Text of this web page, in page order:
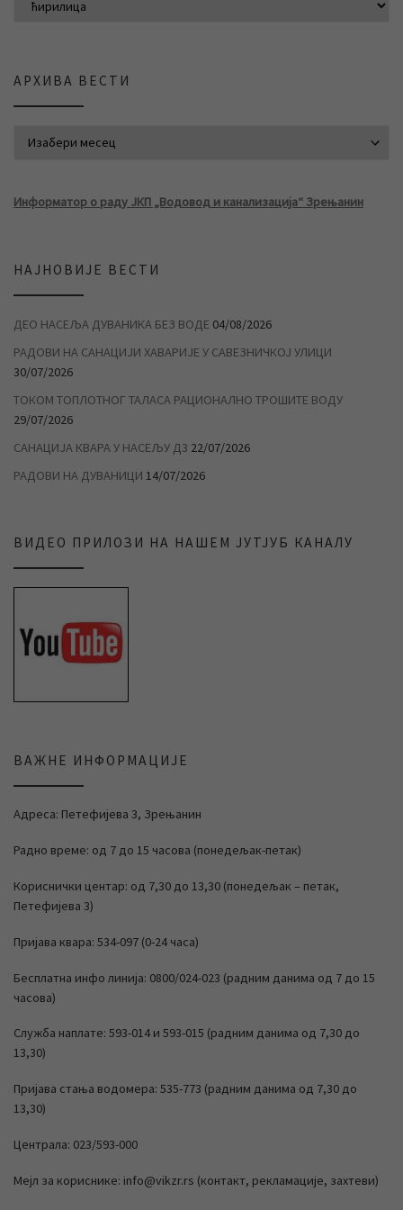
АРХИВА ВЕСТИ
Информатор о раду ЈКП „Водовод и канализација“ Зрењанин
НАЈНОВИЈЕ ВЕСТИ
ДЕО НАСЕЉА ДУВАНИКА БЕЗ ВОДЕ 04/08/2026
РАДОВИ НА САНАЦИЈИ ХАВАРИЈЕ У САВЕЗНИЧКОЈ УЛИЦИ
30/07/2026
ТОКОМ ТОПЛОТНОГ ТАЛАСА РАЦИОНАЛНО ТРОШИТЕ ВОДУ
29/07/2026
САНАЦИЈА КВАРА У НАСЕЉУ Д3 22/07/2026
РАДОВИ НА ДУВАНИЦИ 14/07/2026
ВИДЕО ПРИЛОЗИ НА НАШЕМ ЈУТЈУБ КАНАЛУ
ВАЖНЕ ИНФОРМАЦИЈЕ
Адреса: Петефијева 3, Зрењанин
Радно време: од 7 до 15 часова (понедељак-петак)
Кориснички центар: од 7,30 до 13,30 (понедељак – петак,
Петефијева 3)
Пријава квара: 534-097 (0-24 часа)
Бесплатна инфо линија: 0800/024-023 (радним данима од 7 до 15
часова)
Служба наплате: 593-014 и 593-015 (радним данима од 7,30 до
13,30)
Пријава стања водомера: 535-773 (радним данима од 7,30 до
13,30)
Централа: 023/593-000
Мејл за кориснике: info@vikzr.rs (контакт, рекламације, захтеви)